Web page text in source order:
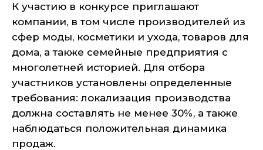
К участию в конкурсе приглашают
компании, в том числе производителей из
сфер моды, косметики и ухода, товаров для
дома, а также семейные предприятия с
многолетней историей. Для отбора
участников установлены определенные
требования: локализация производства
должна составлять не менее 30%, а также
наблюдаться положительная динамика
продаж.